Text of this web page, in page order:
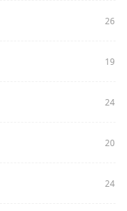
26
19
24
20
24